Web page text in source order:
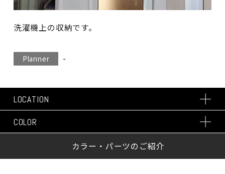
洗濯機上の収納です。
Planner -
LOCATION
COLOR
カラー・パーツのご紹介